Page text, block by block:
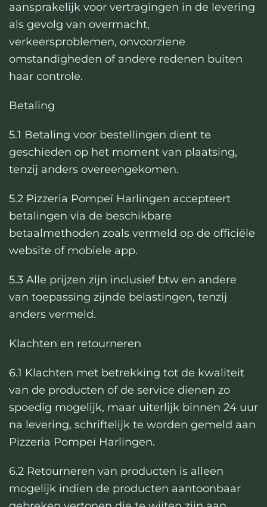
aansprakelijk voor vertragingen in de levering
als gevolg van overmacht,
verkeersproblemen, onvoorziene
omstandigheden of andere redenen buiten
haar controle.
Betaling
5.1 Betaling voor bestellingen dient te
geschieden op het moment van plaatsing,
tenzij anders overeengekomen.
5.2 Pizzeria Pompeï Harlingen accepteert
betalingen via de beschikbare
betaalmethoden zoals vermeld op de officiële
website of mobiele app.
5.3 Alle prijzen zijn inclusief btw en andere
van toepassing zijnde belastingen, tenzij
anders vermeld.
Klachten en retourneren
6.1 Klachten met betrekking tot de kwaliteit
van de producten of de service dienen zo
spoedig mogelijk, maar uiterlijk binnen 24 uur
na levering, schriftelijk te worden gemeld aan
Pizzeria Pompeï Harlingen.
6.2 Retourneren van producten is alleen
mogelijk indien de producten aantoonbaar